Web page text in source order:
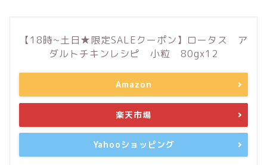
【18時~土日★限定SALEクーポン】ロータス ア
ダルトチキンレシピ 小粒 80gx12
Amazon
楽天市場
Yahooショッピング